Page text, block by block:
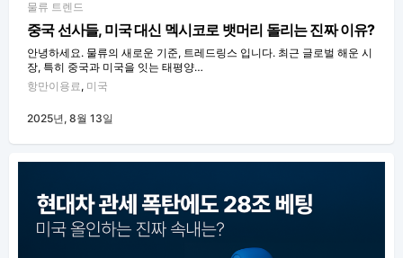
물류 트렌드
중국 선사들, 미국 대신 멕시코로 뱃머리 돌리는 진짜 이유?
안녕하세요. 물류의 새로운 기준, 트레드링스 입니다. 최근 글로벌 해운 시
장, 특히 중국과 미국을 잇는 태평양…
항만이용료 , 미국
2025년, 8월 13일